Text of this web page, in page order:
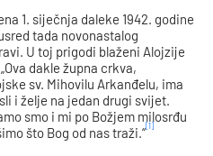
1. siječnja daleke 1942. godine
tada novonastalog
U toj prigodi blaženi Alojzije
dakle župna crkva,
sv. Mihovilu Arkanđelu, ima
i želje na jedan drugi svijet.
smo i mi po Božjem milosrđu
što Bog od nas traži.“ [1]